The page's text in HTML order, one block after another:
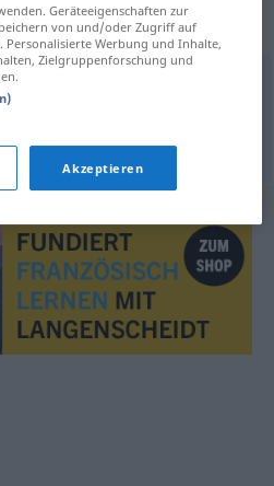
"homographe"
Geräteeigenschaften zur
von und/oder Zugriff auf
Werbung und Inhalte,
Zielgruppenforschung und
Akzeptieren